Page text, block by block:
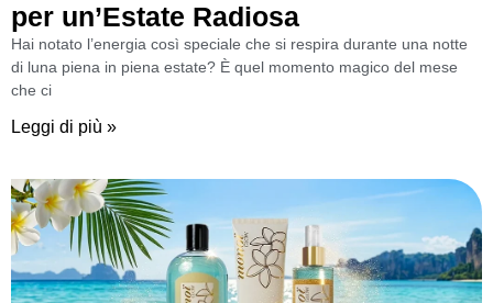
per un’Estate Radiosa
Hai notato l’energia così speciale che si respira durante una notte
di luna piena in piena estate? È quel momento magico del mese
che ci
Leggi di più »